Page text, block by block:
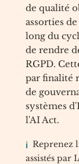
de qualité
assorties
long du
de rendre
RGPD.
par finalité
de
systèmes
l'AI Act.
Reprenez
assistés par